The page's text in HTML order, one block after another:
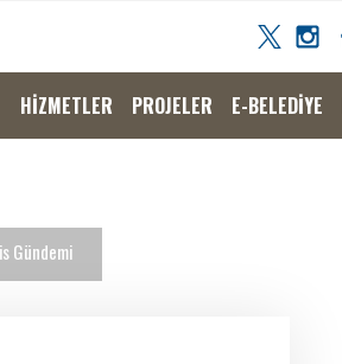
HİZMETLER PROJELER E-BELEDİYE
Gündemi